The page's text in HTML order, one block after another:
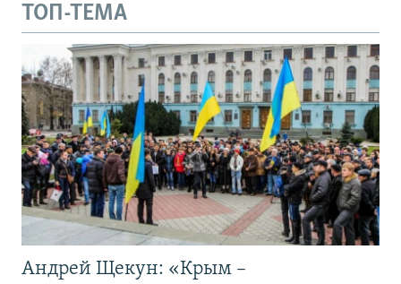
ТОП-ТЕМА
Андрей Щекун: «Крым –